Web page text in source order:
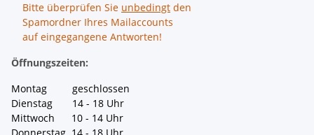
Bitte überprüfen Sie unbedingt den
Spamordner Ihres Mailaccounts
auf eingegangene Antworten!
Öffnungszeiten:
Montag geschlossen
Dienstag 14 - 18 Uhr
Mittwoch 10 - 14 Uhr